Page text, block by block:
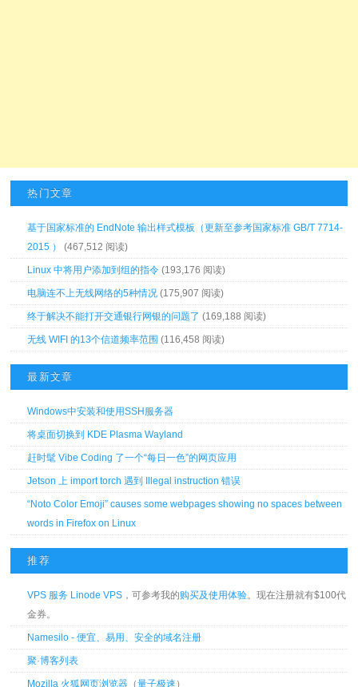
热门文章
基于国家标准的 EndNote 输出样式模板（更新至参考国家标准 GB/T 7714-
2015 ）
(467,512 阅读)
Linux 中将用户添加到组的指令 (193,176 阅读)
电脑连不上无线网络的5种情况 (175,907 阅读)
终于解决不能打开交通银行网银的问题了 (169,188 阅读)
无线 WIFI 的13个信道频率范围 (116,458 阅读)
最新文章
Windows中安装和使用SSH服务器
将桌面切换到 KDE Plasma Wayland
赶时髦 Vibe Coding 了一个“每日一色”的网页应用
Jetson 上 import torch 遇到 Illegal instruction 错误
“Noto Color Emoji” causes some webpages showing no spaces between
words in Firefox on Linux
推荐
VPS 服务 Linode VPS ，可参考我的购买及使用体验。现在注册就有$100代
金券。
Namesilo - 便宜、易用、安全的域名注册
聚·博客列表
Mozilla 火狐网页浏览器 （量子极速 ）